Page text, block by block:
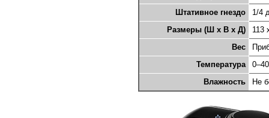
Штативное гнездо
1/4
Размеры (Ш х В х Д)
113
Вес
Температура
Влажность
Не